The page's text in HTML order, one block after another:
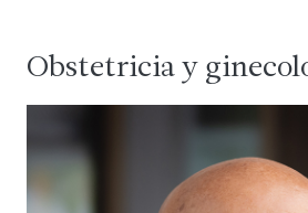
Obstetricia y